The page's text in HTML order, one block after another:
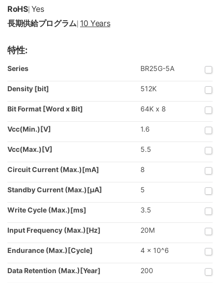
RoHS| Yes
長期供給プログラム 10 Years
特性:
Series BR25G-5A
Density [bit] 512K
Bit Format [Word x Bit] 64K x 8
Vcc(Min.)[V] 1.6
Vcc(Max.)[V] 5.5
Circuit Current (Max.)[mA] 8
Standby Current (Max.)[μA] 5
Write Cycle (Max.)[ms] 3.5
Input Frequency (Max.)[Hz] 20M
Endurance (Max.)[Cycle] 4 × 10^6
Data Retention (Max.)[Year] 200